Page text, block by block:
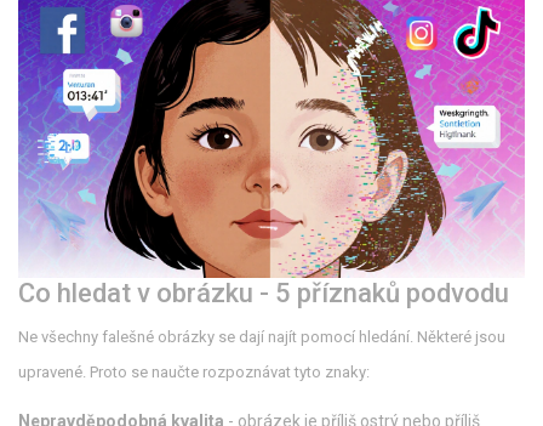
Co hledat v obrázku - 5 příznaků podvodu
Ne všechny falešné obrázky se dají najít pomocí hledání. Některé jsou
upravené. Proto se naučte rozpoznávat tyto znaky:
Nepravděpodobná kvalita - obrázek je příliš ostrý nebo příliš